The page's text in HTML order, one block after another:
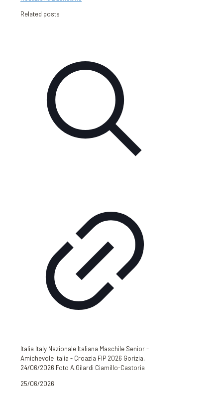
Related posts
Italia Italy Nazionale Italiana Maschile Senior -
Amichevole Italia - Croazia FIP 2026 Gorizia,
24/06/2026 Foto A.Gilardi Ciamillo-Castoria
25/06/2026